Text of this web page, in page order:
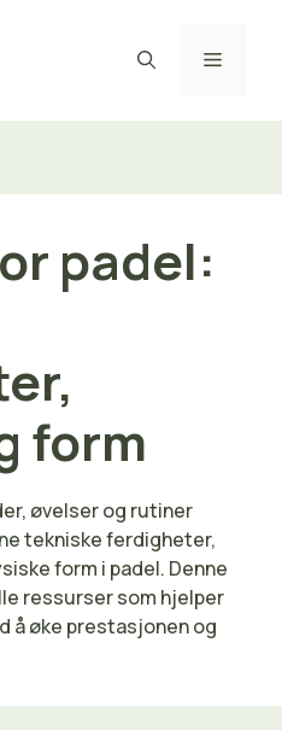
Meny
padel:
form
øvelser og rutiner
tekniske ferdigheter,
form i padel. Denne
ressurser som hjelper
å øke prestasjonen og